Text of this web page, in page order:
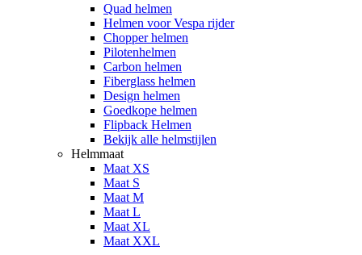
Quad helmen
Helmen voor Vespa rijder
Chopper helmen
Pilotenhelmen
Carbon helmen
Fiberglass helmen
Design helmen
Goedkope helmen
Flipback Helmen
Bekijk alle helmstijlen
Helmmaat
Maat XS
Maat S
Maat M
Maat L
Maat XL
Maat XXL